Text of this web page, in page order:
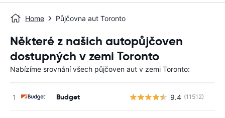
Home Půjčovna aut Toronto
Některé z našich autopůjčoven
dostupných v zemi Toronto
Nabízíme srovnání všech půjčoven aut v zemi Toronto:
Budget 9.4 (11512)